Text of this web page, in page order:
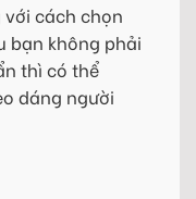
cách chọn
bạn không phải
thì có thể
dáng người